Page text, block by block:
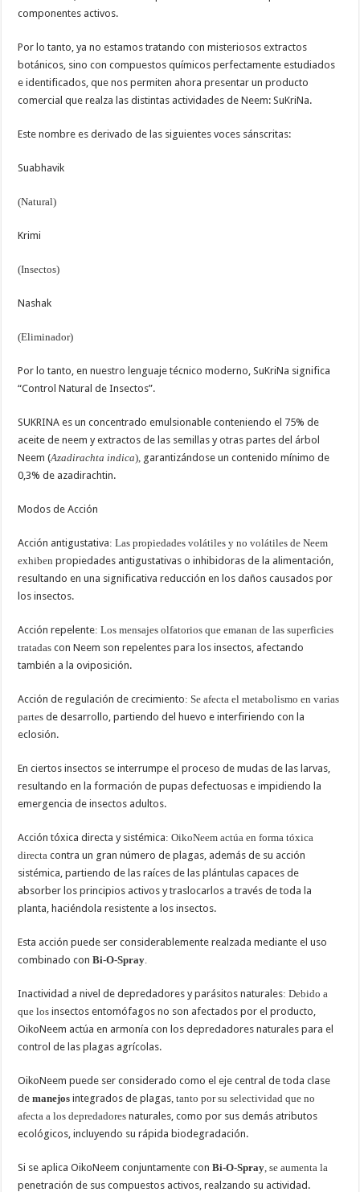
componentes activos.
Por lo tanto, ya no estamos tratando con misteriosos extractos
botánicos, sino con compuestos químicos perfectamente estudiados
e identificados, que nos permiten ahora presentar un producto
comercial que realza las distintas actividades de Neem: SuKriNa.
Este nombre es derivado de las siguientes voces sánscritas:
Suabhavik
(Natural)
Krimi
(Insectos)
Nashak
(Eliminador)
Por lo tanto, en nuestro lenguaje técnico moderno, SuKriNa significa
“Control Natural de Insectos”.
SUKRINA es un concentrado emulsionable conteniendo el 75% de
aceite de neem y extractos de las semillas y otras partes del árbol
Neem (Azadirachta indica), garantizándose un contenido mínimo de
0,3% de azadirachtin.
Modos de Acción
Acción antigustativa: Las propiedades volátiles y no volátiles de Neem
exhibenpropiedades antigustativas o inhibidoras de la alimentación,
resultando en una significativa reducción en los daños causados por
los insectos.
Acción repelente: Los mensajes olfatorios que emanan de las superficies
tratadascon Neem son repelentes para los insectos, afectando
también a la oviposición.
Acción de regulación de crecimiento: Se afecta el metabolismo en varias
partesde desarrollo, partiendo del huevo e interfiriendo con la
eclosión.
En ciertos insectos se interrumpe el proceso de mudas de las larvas,
resultando en la formación de pupas defectuosas e impidiendo la
emergencia de insectos adultos.
Acción tóxica directa y sistémica: OikoNeem actúa en forma tóxica
directacontra un gran número de plagas, además de su acción
sistémica, partiendo de las raíces de las plántulas capaces de
absorber los principios activos y traslocarlos a través de toda la
planta, haciéndola resistente a los insectos.
Esta acción puede ser considerablemente realzada mediante el uso
combinado conBi-O-Spray
Inactividad a nivel de depredadores y parásitos naturales: Debido a
que losinsectos entomófagos no son afectados por el producto,
OikoNeem actúa en armonía con los depredadores naturales para el
control de las plagas agrícolas.
OikoNeem puede ser considerado como el eje central de toda clase
demanejosintegrados de plagas , tanto por su selectividad que no
afecta a los depredadoresnaturales, como por sus demás atributos
ecológicos, incluyendo su rápida biodegradación.
Si se aplica OikoNeem conjuntamente conBi-O-Spray , se aumenta la
penetración de sus compuestos activos, realzando su actividad.